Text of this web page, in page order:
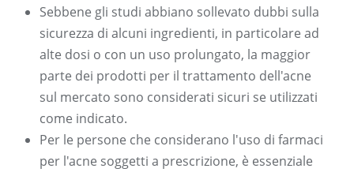
Sebbene gli studi abbiano sollevato dubbi sulla
sicurezza di alcuni ingredienti, in particolare ad
alte dosi o con un uso prolungato, la maggior
parte dei prodotti per il trattamento dell'acne
sul mercato sono considerati sicuri se utilizzati
come indicato.
Per le persone che considerano l'uso di farmaci
per l'acne soggetti a prescrizione, è essenziale